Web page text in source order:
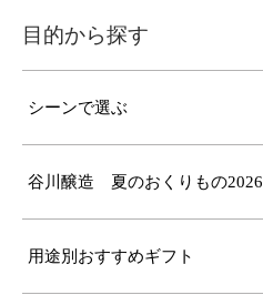
目的から探す
シーンで選ぶ
谷川醸造 夏のおくりもの2026
用途別おすすめギフト